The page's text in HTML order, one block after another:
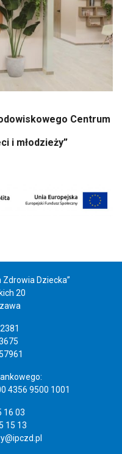
Centrum
i młodzieży”
Dziecka”
20
4356 9500 1001
16 03
15 13